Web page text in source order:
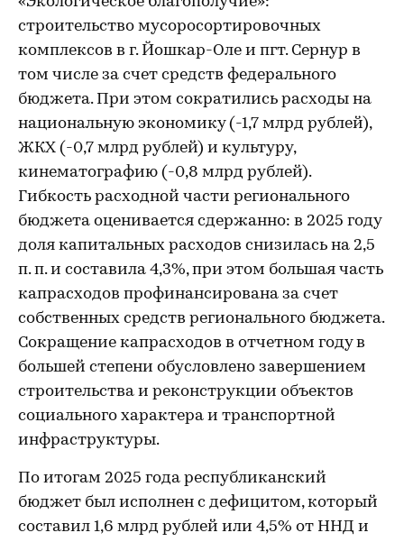
строительство мусоросортировочных
комплексов в г. Йошкар-Оле и пгт. Сернур в
том числе за счет средств федерального
бюджета. При этом сократились расходы на
национальную экономику (-1,7 млрд рублей),
ЖКХ (-0,7 млрд рублей) и культуру,
кинематографию (-0,8 млрд рублей).
Гибкость расходной части регионального
бюджета оценивается сдержанно: в 2025 году
доля капитальных расходов снизилась на 2,5
п. п. и составила 4,3%, при этом большая часть
капрасходов профинансирована за счет
собственных средств регионального бюджета.
Сокращение капрасходов в отчетном году в
большей степени обусловлено завершением
строительства и реконструкции объектов
социального характера и транспортной
инфраструктуры.
По итогам 2025 года республиканский
бюджет был исполнен с дефицитом, который
составил 1,6 млрд рублей или 4,5% от ННД и